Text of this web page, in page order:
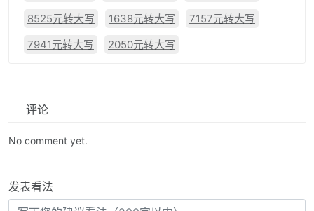
8525元转大写
1638元转大写
7157元转大写
7941元转大写
2050元转大写
评论
No comment yet.
发表看法